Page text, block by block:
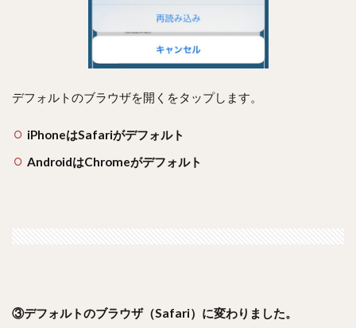
デフォルトのブラウザを開くをタップします。
iPhoneはSafariがデフォルト
AndroidはChromeがデフォルト
③デフォルトのブラウザ（Safari）に変わりました。